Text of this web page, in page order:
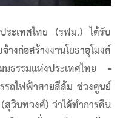
ระเทศไทย (รฟม.) ได้รับ
งก่อสร้างงานโยธาอุโมงค์
ธรรมแห่งประเทศไทย -
ถไฟฟ้าสายสีส้ม ช่วงศูนย์
วินทวงศ์) ว่าได้ทำการคืน